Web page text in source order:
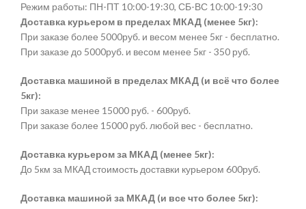
Режим работы: ПН-ПТ 10:00-19:30, СБ-ВС 10:00-19:30
Доставка курьером в пределах МКАД (менее 5кг):
При заказе более 5000руб. и весом менее 5кг - бесплатно.
При заказе до 5000руб. и весом менее 5кг - 350 руб.
Доставка машиной в пределах МКАД (и всё что более
5кг):
При заказе менее 15000 руб. - 600руб.
При заказе более 15000 руб. любой вес - бесплатно.
Доставка курьером за МКАД (менее 5кг):
До 5км за МКАД стоимость доставки курьером 600руб.
Доставка машиной за МКАД (и все что более 5кг):